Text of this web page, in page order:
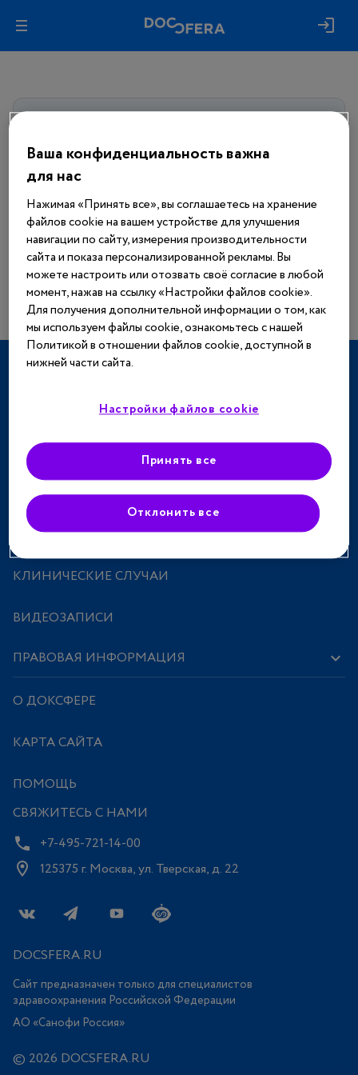
ко всем материалам сайта
Еще нет аккаунта?
Зарегистрироваться
ТЕРАПЕВТИЧЕСКИЕ НАПРАВЛЕНИЯ
СПЕЦПРОЕКТЫ
МЕРОПРИЯТИЯ
ПРЕПАРАТЫ
ИССЛЕДОВАНИЯ И СТАТЬИ
КЛИНИЧЕСКИЕ СЛУЧАИ
ВИДЕОЗАПИСИ
ПРАВОВАЯ ИНФОРМАЦИЯ
О ДОКСФЕРЕ
КАРТА САЙТА
ПОМОЩЬ
СВЯЖИТЕСЬ С НАМИ
+7-495-721-14-00
125375 г. Москва, ул. Тверская, д. 22
DOCSFERA.RU
Сайт предназначен только для специалистов
здравоохранения Российской Федерации
АО «Санофи Россия»
© 2026 DOCSFERA.RU
Ваша конфиденциальность важна
для нас
Нажимая «Принять все», вы соглашаетесь на хранение
файлов cookie на вашем устройстве для улучшения
навигации по сайту, измерения производительности
сайта и показа персонализированной рекламы. Вы
можете настроить или отозвать своё согласие в любой
момент, нажав на ссылку «Настройки файлов cookie».
Для получения дополнительной информации о том, как
мы используем файлы cookie, ознакомьтесь с нашей
Политикой в отношении файлов cookie, доступной в
нижней части сайта.
Настройки файлов cookie
Отклонить все
Принять все